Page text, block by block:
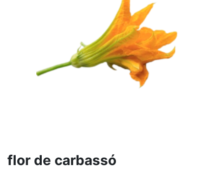
flor de carbassó